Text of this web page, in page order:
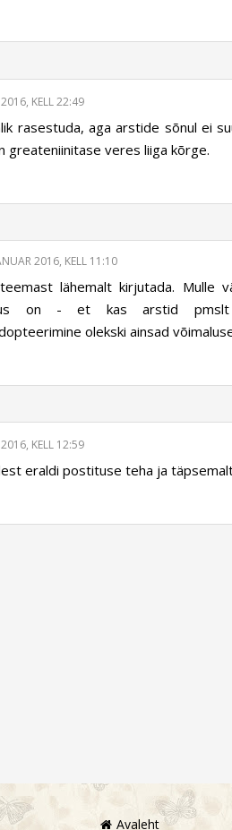
KELL 22:49
rasestuda, aga arstide sõnul ei
greateniinitase veres liiga kõrge.
2016, KELL 11:10
lähemalt kirjutada. Mulle
on - et kas arstid pmslt
olekski ainsad
KELL 12:59
eraldi postituse teha ja
Avaleht